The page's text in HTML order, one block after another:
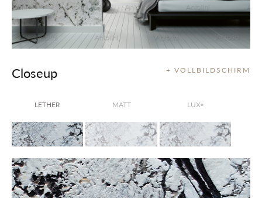
+ VOLLBILDSCHIRM
Closeup
LETHER MATT LUX®